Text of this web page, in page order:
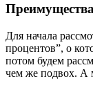
Для начала
процентов”, о
потом будем
чем же подвох. А